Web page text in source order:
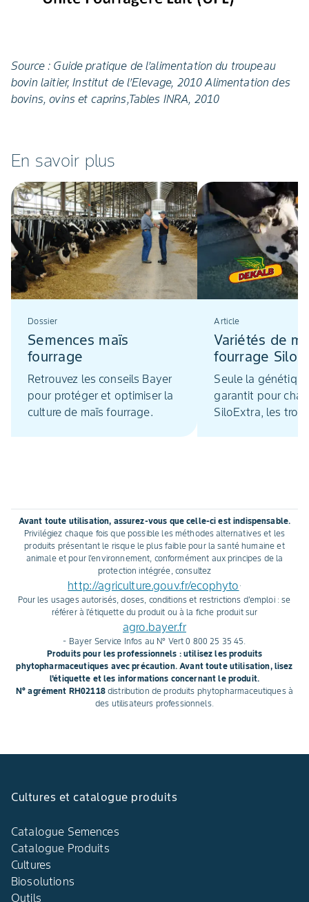
Source : Guide pratique de l’alimentation du troupeau
bovin laitier, Institut de l’Elevage, 2010 Alimentation des
bovins, ovins et caprins,Tables INRA, 2010
En savoir plus
Dossier
Semences maïs
fourrage
Retrouvez les conseils Bayer
pour protéger et optimiser la
culture de maïs fourrage.
Article
Variétés de
fourrage
génétique
DEKALB
Seule la
garantit pour
SiloExtra, les trois
dégradable et un
de rendement.
ont bénéficié de
de recherche et
Avant toute utilisation, assurez-vous que celle-ci est indispensable.
Privilégiez chaque fois que possible les méthodes alternatives et les
produits présentant le risque le plus faible pour la santé humaine et
animale et pour l'environnement, conformément aux principes de la
protection intégrée, consultez
http://agriculture.gouv.fr/ecophyto .
Pour les usages autorisés, doses, conditions et restrictions d'emploi : se
référer à l'étiquette du produit ou à la fiche produit sur
agro.bayer.fr
- Bayer Service Infos au N° Vert 0 800 25 35 45.
Produits pour les professionnels : utilisez les produits
phytopharmaceutiques avec précaution. Avant toute utilisation, lisez
l'étiquette et les informations concernant le produit.
N° agrément RH02118distribution de produits phytopharmaceutiques à
des utilisateurs professionnels.
Cultures et catalogue produits
Catalogue Semences
Catalogue Produits
Cultures
Biosolutions
Outils